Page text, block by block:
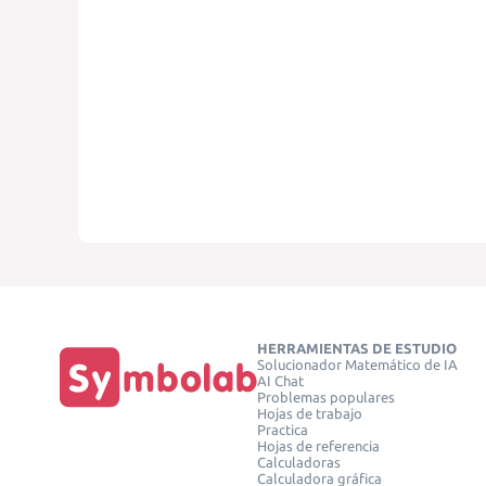
HERRAMIENTAS DE ESTUDIO
Solucionador Matemático de IA
AI Chat
Problemas populares
Hojas de trabajo
Practica
Hojas de referencia
Calculadoras
Calculadora gráfica